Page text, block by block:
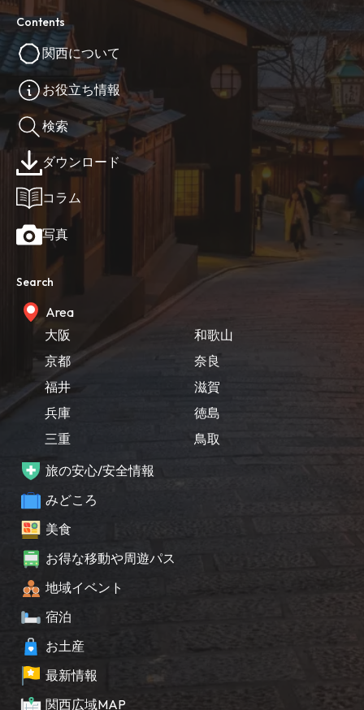
Contents
関西について
お役立ち情報
検索
ダウンロード
コラム
写真
Search
Area
大阪
京都
福井
兵庫
三重
和歌山
奈良
滋賀
徳島
鳥取
旅の安心/安全情報
みどころ
美食
お得な移動や周遊パス
地域イベント
宿泊
お土産
最新情報
関西広域MAP